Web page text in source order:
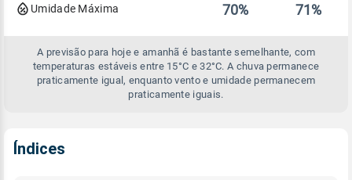
Umidade Máxima 70% 71%
A previsão para hoje e amanhã é bastante semelhante, com
temperaturas estáveis entre 15°C e 32°C. A chuva permanece
praticamente igual, enquanto vento e umidade permanecem
praticamente iguais.
Índices